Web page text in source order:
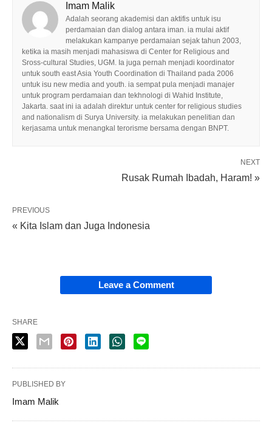
Imam Malik
Adalah seorang akademisi dan aktifis untuk isu
perdamaian dan dialog antara iman. ia mulai aktif
melakukan kampanye perdamaian sejak tahun 2003,
ketika ia masih menjadi mahasiswa di Center for Religious and
Sross-cultural Studies, UGM. Ia juga pernah menjadi koordinator
untuk south east Asia Youth Coordination di Thailand pada 2006
untuk isu new media and youth. ia sempat pula menjadi manajer
untuk program perdamaian dan tekhnologi di Wahid Institute,
Jakarta. saat ini ia adalah direktur untuk center for religious studies
and nationalism di Surya University. ia melakukan penelitian dan
kerjasama untuk menangkal terorisme bersama dengan BNPT.
NEXT
Rusak Rumah Ibadah, Haram! »
PREVIOUS
« Kita Islam dan Juga Indonesia
Leave a Comment
SHARE
PUBLISHED BY
Imam Malik